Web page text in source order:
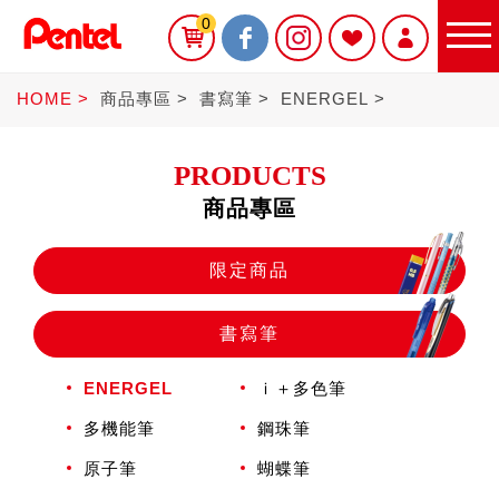
限定商品
Sterling
0
HOME 商品專區 書寫筆 ENERGEL
PRODUCTS
商品專區
限定商品
書寫筆
ENERGEL ｉ＋多色筆
多機能筆 鋼珠筆
原子筆 蝴蝶筆